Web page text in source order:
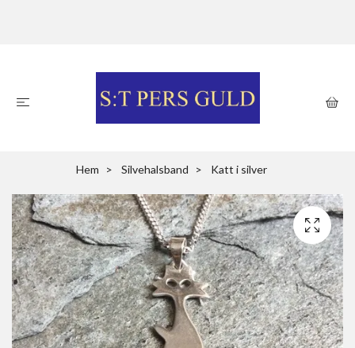
Hem Silvehalsband Katt i silver